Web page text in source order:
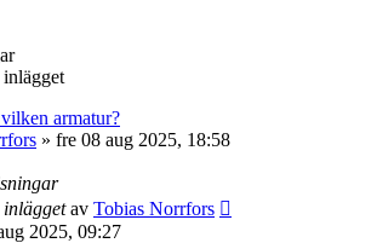
inlägget
armatur?
» fre 08 aug 2025, 18:58
inläggetav Tobias Norrfors
2025, 09:27